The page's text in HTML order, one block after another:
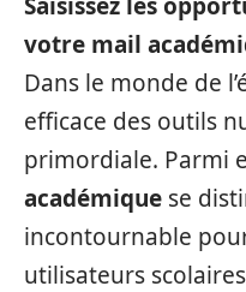
votre mail
Dans le monde de
efficace des outils
primordiale. Parmi
académique se
incontournable
utilisateurs